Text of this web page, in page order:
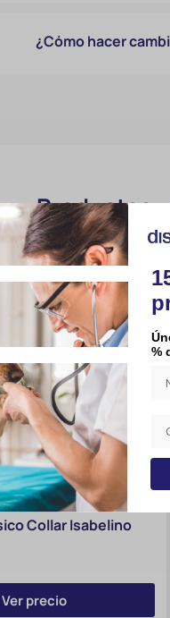
¿Cómo hacer
Productos
Collar Isabelino
Ver precio
%